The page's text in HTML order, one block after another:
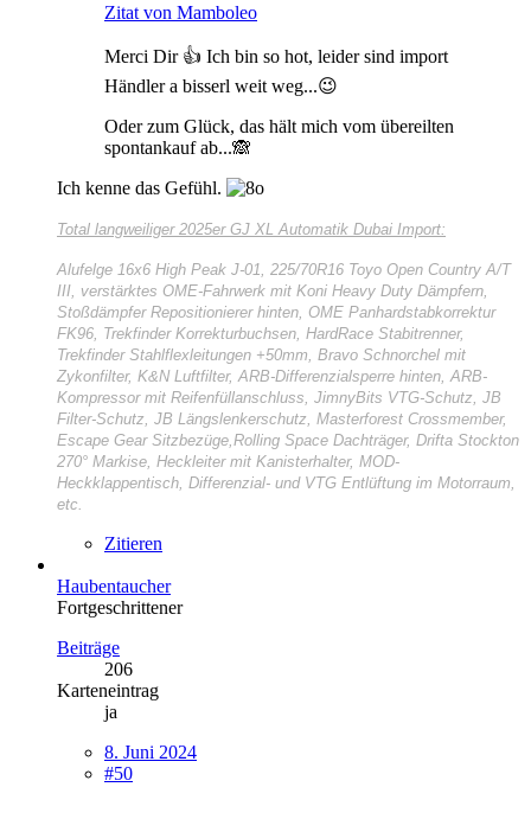
Zitat von Mamboleo
Merci Dir 👍 Ich bin so hot, leider sind import
Händler a bisserl weit weg...😉
Oder zum Glück, das hält mich vom übereilten
spontankauf ab...🙈
Ich kenne das Gefühl.
Total langweiliger 2025er GJ XL Automatik Dubai Import:
Alufelge 16x6 High Peak J-01, 225/70R16 Toyo Open Country A/T
III, verstärktes OME-Fahrwerk mit Koni Heavy Duty Dämpfern,
Stoßdämpfer Repositionierer hinten, OME Panhardstabkorrektur
FK96, Trekfinder Korrekturbuchsen, HardRace Stabitrenner,
Trekfinder Stahlflexleitungen +50mm, Bravo Schnorchel mit
Zykonfilter, K&N Luftfilter, ARB-Differenzialsperre hinten, ARB-
Kompressor mit Reifenfüllanschluss, JimnyBits VTG-Schutz, JB
Filter-Schutz, JB Längslenkerschutz, Masterforest Crossmember,
Escape Gear Sitzbezüge,Rolling Space Dachträger, Drifta Stockton
270° Markise, Heckleiter mit Kanisterhalter, MOD-
Heckklappentisch, Differenzial- und VTG Entlüftung im Motorraum,
etc.
Zitieren
Haubentaucher
Fortgeschrittener
Beiträge
206
Karteneintrag
ja
8. Juni 2024
#50